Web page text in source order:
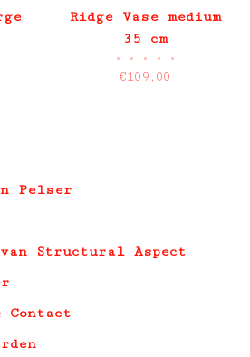
Ridge Vase medium
35 cm
• • • • •
€109,00
Pelser
Structural Aspect
Contact